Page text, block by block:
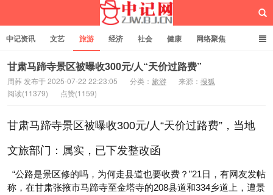
中记资讯 文艺 旅游 经济 社会 健康 网络聚焦
企业管理 网站建设 记者专栏 独立页面 服务
甘肃马蹄寺景区被曝收300元/人“天价过路费”
周荞 发布于 2025-07-22 22:23:05 分类： 旅游 来源： 搜狐
阅读(11379)
点赞(1159)
甘肃马蹄寺景区被曝收300元/人“天价过路费”，当地
文旅部门：属实，已下发整改函
“公路是景区修的吗，为何走县道也要收费？”21日，有网友发帖
称，在甘肃张掖市马蹄寺至金塔寺的208县道和334乡道上，遭景